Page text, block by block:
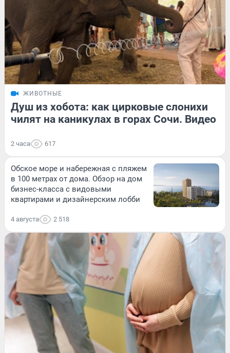
ЖИВОТНЫЕ
Душ из хобота: как цирковые слонихи
чилят на каникулах в горах Сочи. Видео
2 часа 617
Обское море и набережная с пляжем
в 100 метрах от дома. Обзор на дом
бизнес-класса с видовыми
квартирами и дизайнерским лобби
4 августа 2 518